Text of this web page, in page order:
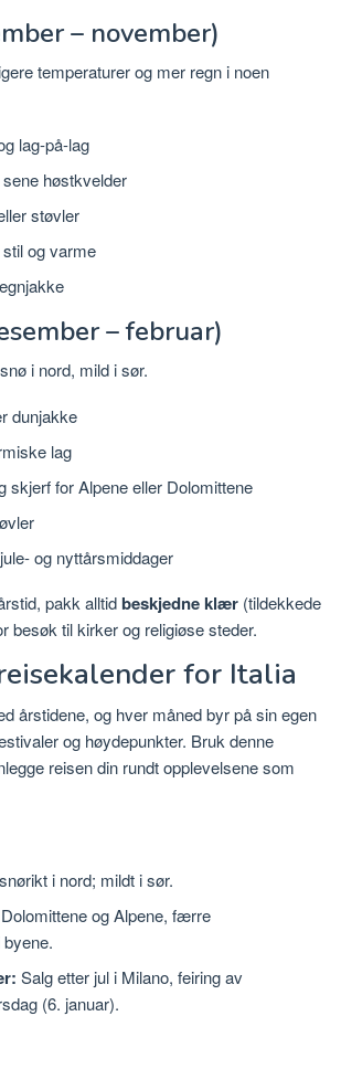
– november)
temperaturer og mer regn i noen
lag-på-lag
høstkvelder
støvler
og varme
– februar)
i nord, mild i sør.
dunjakke
lag
skjerf for Alpene eller Dolomittene
og nyttårsmiddager
pakk alltidbeskjedne klær (tildekkede
besøk til kirker og religiøse steder.
for Italia
årstidene, og hver måned byr på sin egen
og høydepunkter. Bruk denne
reisen din rundt opplevelsene som
i nord; mildt i sør.
og Alpene, færre
Salg etter jul i Milano, feiring av
(6. januar).